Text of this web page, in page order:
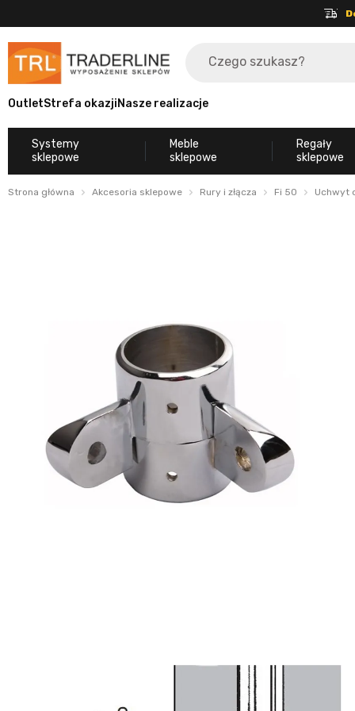
OutletStrefa okazjiNasze realizacje
Systemy
sklepowe
Meble
sklepowe
Regały
sklepowe
Strona główna Akcesoria sklepowe Rury i złącza Fi 50 Uchwyt